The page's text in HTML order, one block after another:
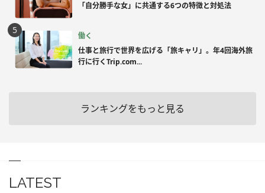
「自分勝手な女」に共通する6つの特徴と対処法
働く
仕事と旅行で世界を広げる「旅キャリ」。年4回海外旅
行に行くTrip.com...
ランキングをもっと見る
LATEST